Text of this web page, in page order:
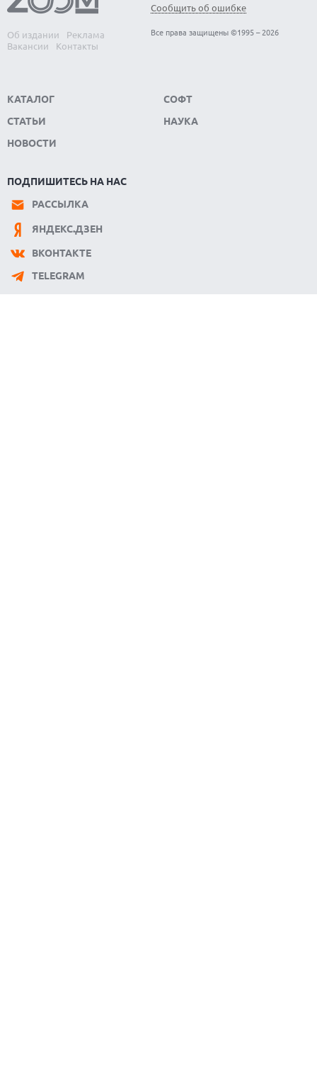
Об издании
Реклама
Вакансии
Контакты
Сообщить об ошибке
Все права защищены ©1995 – 2026
КАТАЛОГ
СТАТЬИ
НОВОСТИ
СОФТ
НАУКА
ПОДПИШИТЕСЬ НА НАС
РАССЫЛКА
ЯНДЕКС.ДЗЕН
ВКОНТАКТЕ
TELEGRAM